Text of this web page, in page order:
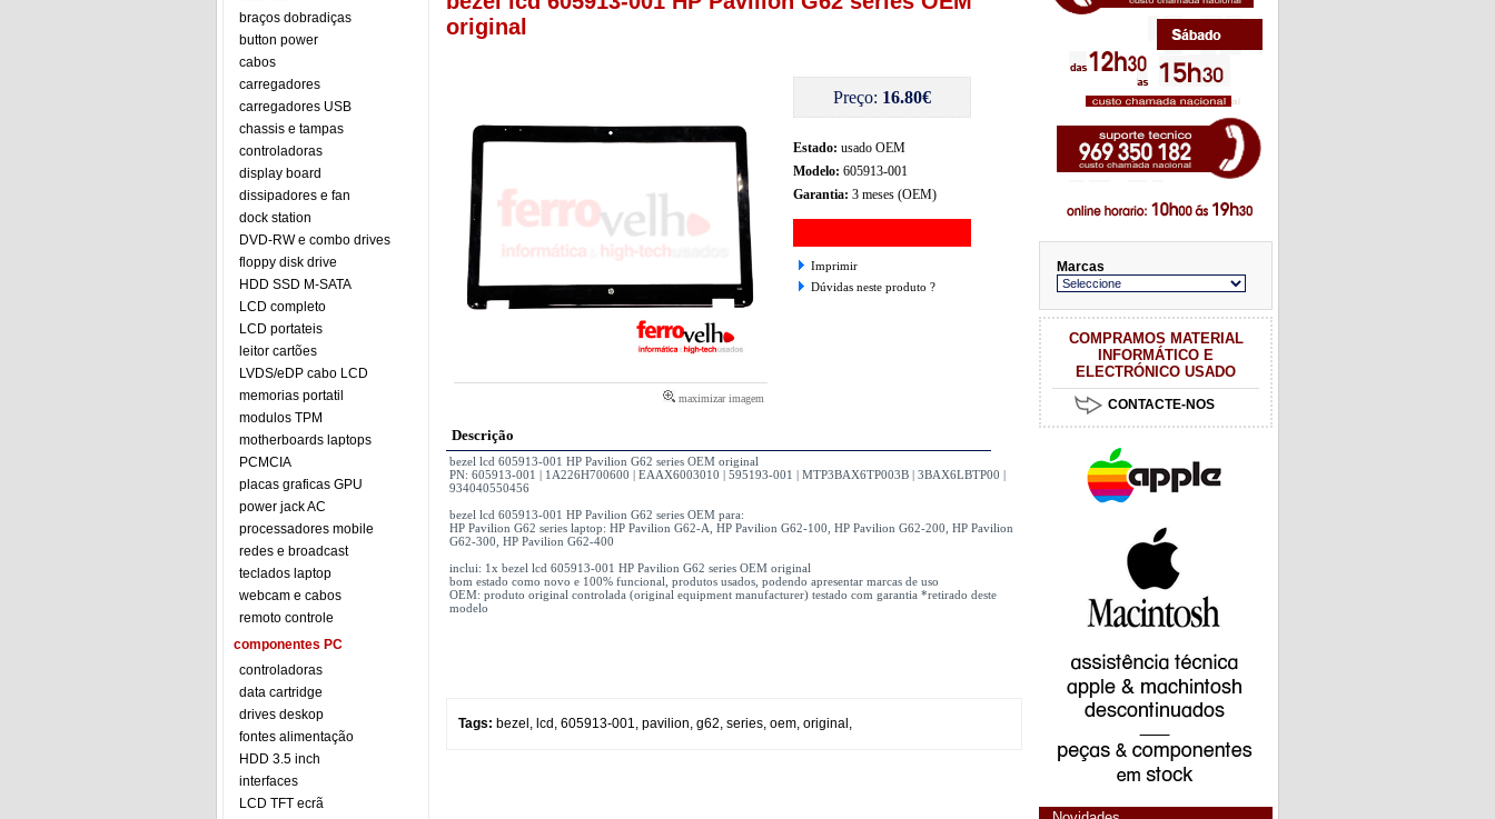
braços dobradiças
button power
cabos
carregadores
carregadores USB
chassis e tampas
controladoras
display board
dissipadores e fan
dock station
DVD-RW e combo drives
floppy disk drive
HDD SSD M-SATA
LCD completo
LCD portateis
leitor cartões
LVDS/eDP cabo LCD
memorias portatil
modulos TPM
motherboards laptops
PCMCIA
placas graficas GPU
power jack AC
processadores mobile
redes e broadcast
teclados laptop
webcam e cabos
remoto controle
componentes PC
controladoras
data cartridge
drives deskop
fontes alimentação
HDD 3.5 inch
interfaces
LCD TFT ecrã
original
maximizar imagem
Preço: 16.80€
Estado: usado OEM
Modelo: 605913-001
Garantia: 3 meses (OEM)
Imprimir
Dúvidas neste produto ?
Descrição
bezel lcd 605913-001 HP Pavilion G62 series OEM original
PN: 605913-001 | 1A226H700600 | EAAX6003010 | 595193-001 | MTP3BAX6TP003B | 3BAX6LBTP00 |
934040550456
bezel lcd 605913-001 HP Pavilion G62 series OEM para:
HP Pavilion G62 series laptop: HP Pavilion G62-A, HP Pavilion G62-100, HP Pavilion G62-200, HP Pavilion
G62-300, HP Pavilion G62-400
inclui: 1x bezel lcd 605913-001 HP Pavilion G62 series OEM original
bom estado como novo e 100% funcional, produtos usados, podendo apresentar marcas de uso
OEM: produto original controlada (original equipment manufacturer) testado com garantia *retirado deste
modelo
Tags: bezel , lcd , 605913-001, pavilion, g62, series, oem, original ,
Marcas
COMPRAMOS MATERIAL
INFORMÁTICO E
ELECTRÓNICO USADO
CONTACTE-NOS